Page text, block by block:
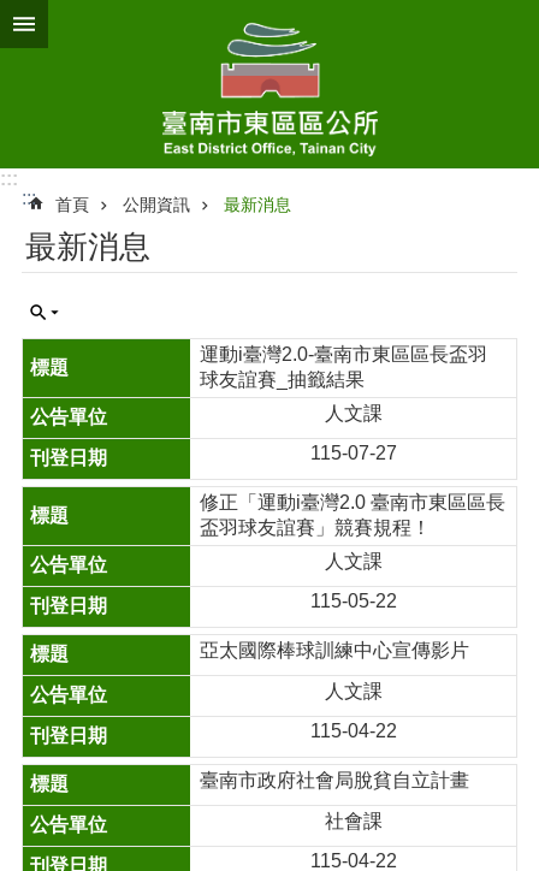
跳到主要內容區塊
:::
:::
首頁 公開資訊 最新消息
最新消息
運動i臺灣2.0-臺南市東區區長盃羽
球友誼賽_抽籤結果
人文課
115-07-27
修正「運動i臺灣2.0 臺南市東區區長
盃羽球友誼賽」競賽規程！
人文課
115-05-22
亞太國際棒球訓練中心宣傳影片
人文課
115-04-22
臺南市政府社會局脫貧自立計畫
社會課
115-04-22